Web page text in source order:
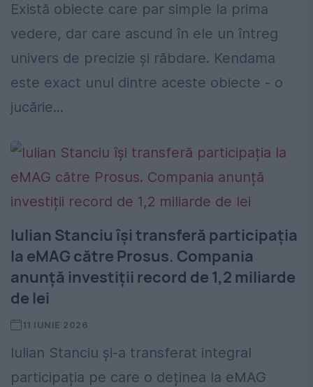
Există obiecte care par simple la prima
vedere, dar care ascund în ele un întreg
univers de precizie și răbdare. Kendama
este exact unul dintre aceste obiecte - o
jucărie...
Iulian Stanciu își transferă participația
la eMAG către Prosus. Compania
anunță investiții record de 1,2 miliarde
de lei
11 IUNIE 2026
Iulian Stanciu și-a transferat integral
participația pe care o deținea la eMAG